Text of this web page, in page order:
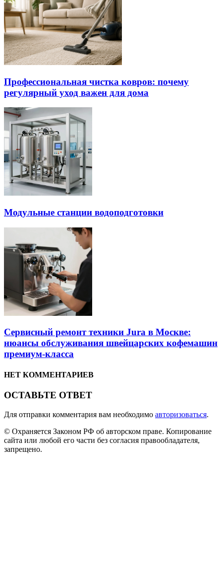
Профессиональная чистка ковров: почему
регулярный уход важен для дома
Модульные станции водоподготовки
Сервисный ремонт техники Jura в Москве:
нюансы обслуживания швейцарских кофемашин
премиум-класса
НЕТ КОММЕНТАРИЕВ
ОСТАВЬТЕ ОТВЕТ
Для отправки комментария вам необходимо авторизоваться.
© Охраняется Законом РФ об авторском праве. Копирование
сайта или любой его части без согласия правообладателя,
запрещено.